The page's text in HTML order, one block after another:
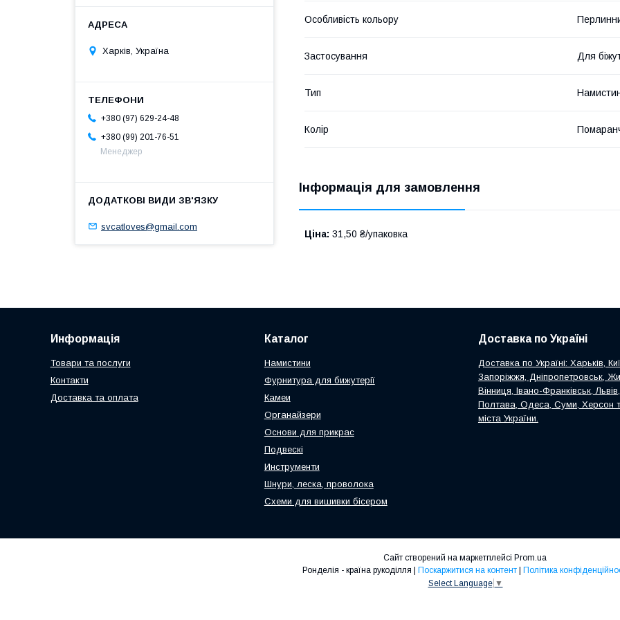
Особливість кольору
Застосування Для
Тип
Колір
Інформація для замовлення
Ціна: 31,50 ₴/упаковка
Харків, Україна
+380 (97) 629-24-48
+380 (99) 201-76-51
Менеджер
svcatloves@gmail.com
Информація
Товари та послуги
Контакти
Доставка та оплата
Каталог
Намистини
Фурнитура для бижутерії
Камеи
Органайзери
Основи для прикрас
Подвескі
Инструменти
Шнури, леска, проволока
Схеми для вишивки бісером
Доставка по Україні
Доставка по Україні: Харьків,
Запоріжжя, Дніпропетровськ,
Вінниця, Івано-Франківськ,
Полтава, Одеса, Суми, Херсон
міста України.
Сайт створений на маркетплейсі Prom.ua
Поскаржитися на контент
Політика
Select Language ▼